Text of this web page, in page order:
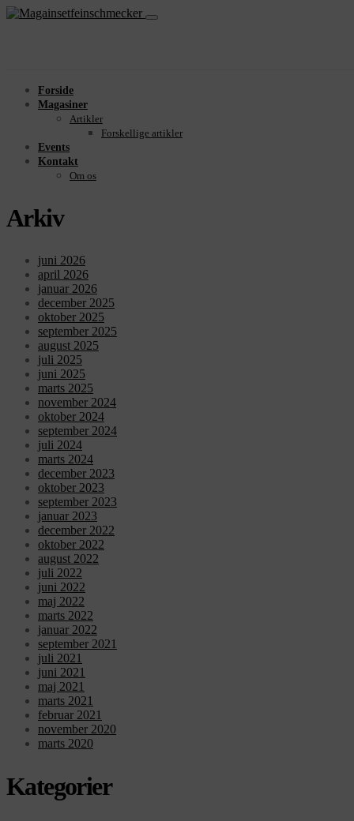
Forside
Magasiner
Artikler
Forskellige artikler
Events
Kontakt
Om os
Arkiv
juni 2026
april 2026
januar 2026
december 2025
oktober 2025
september 2025
august 2025
juli 2025
juni 2025
marts 2025
november 2024
oktober 2024
september 2024
juli 2024
marts 2024
december 2023
oktober 2023
september 2023
januar 2023
december 2022
oktober 2022
august 2022
juli 2022
juni 2022
maj 2022
marts 2022
januar 2022
september 2021
juli 2021
juni 2021
maj 2021
marts 2021
februar 2021
november 2020
marts 2020
Kategorier